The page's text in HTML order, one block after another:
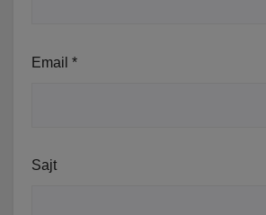
Email *
Sajt